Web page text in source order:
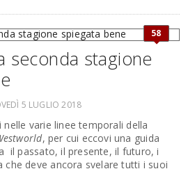
58
seconda stagione
5 LUGLIO 2018
varie linee temporali della
, per cui eccovi una guida
il passato, il presente, il futuro, i
che deve ancora svelare tutti i suoi